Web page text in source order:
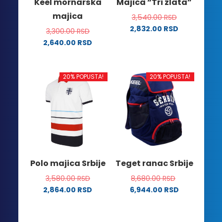
stranici
proizvoda.
stranici
proizvoda.
Keel mornarska
majica
3,300.00RSD
2,640.00 RSD
ima
više
varijanti.
Opcije
mogu
biti
izabrane
stranici
proizvoda.
Majica “Tri zlata”
3,540.00RSD
2,832.00 RSD
više
varijanti.
Opcije
mogu
biti
izabrane
na
proizvoda.
20% POPUSTA!
Polo majica Srbije
3,580.00RSD
2,864.00 RSD
20% POPUSTA!
Teget ranac Srbije
8,680.00RSD
6,944.00 RSD